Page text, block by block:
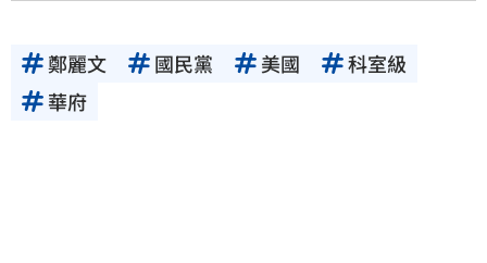
鄭麗文 國民黨 美國
科室級
華府